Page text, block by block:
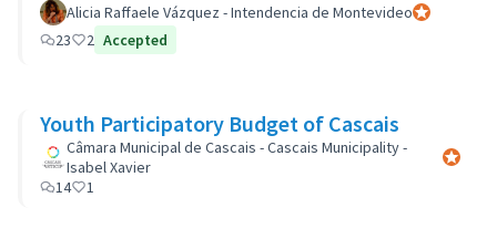
Alicia Raffaele Vázquez - Intendencia de MontevideoOfficial
23
2 Accepted
Youth Participatory Budget of Cascais
Câmara Municipal de Cascais - Cascais Municipality -
Isabel Xavier
Official
14
1